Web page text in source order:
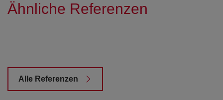
Ähnliche Referenzen
Alle Referenzen